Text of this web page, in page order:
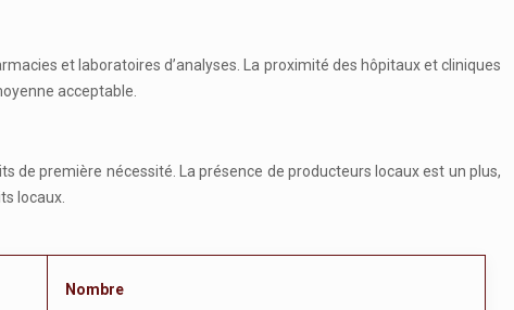
et laboratoires d’analyses. La proximité des hôpitaux et cliniques
acceptable.
de première nécessité. La présence de producteurs locaux est un plus,
locaux.
Nombre